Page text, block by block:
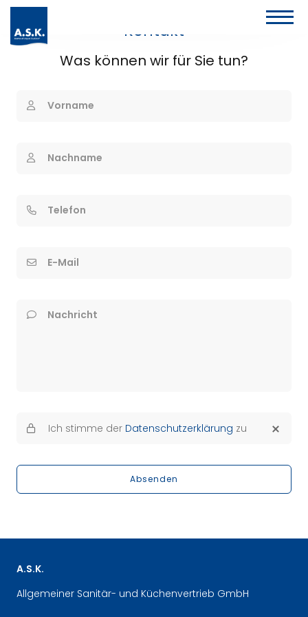
Kontakt
Was können wir für Sie tun?
Vorname
Nachname
Telefon
E-Mail
Nachricht
Ich stimme der Datenschutzerklärung zu
Absenden
A.S.K.
Allgemeiner Sanitär- und Küchenvertrieb GmbH